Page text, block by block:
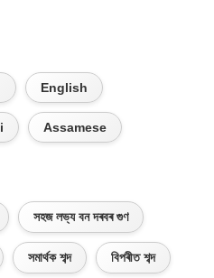
English
Assamese
সহজ লভ্য বন দৰবৰ গুণ
সমাৰ্থক শব্দ বিপৰীত শব্দ